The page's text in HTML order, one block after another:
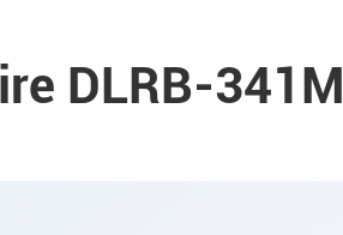
DLRB-341M